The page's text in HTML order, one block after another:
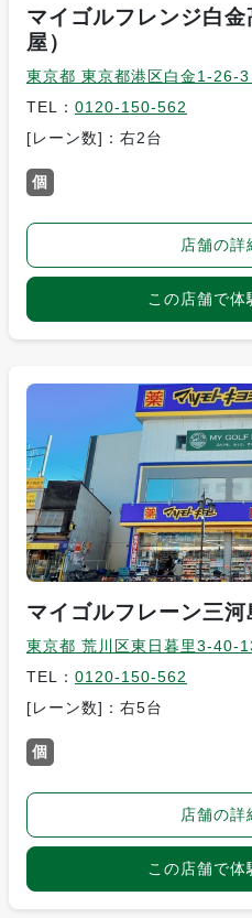
マイゴルフレンジ白
屋）
東京都 東京都港区白金1-26-
TEL： 0120-150-562
[レーン数]：右2台
個
店舗の詳
この店舗で体
マイゴルフレーン三河
東京都 荒川区東日暮里3-40-
TEL： 0120-150-562
[レーン数]：右5台
個
店舗の詳
この店舗で体